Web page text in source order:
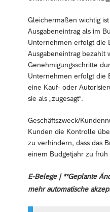
Gleichermaßen wichtig
Ausgabeneintrag als im
Unternehmen erfolgt die
Ausgabeneintrag bezahlt
Genehmigungsschritte
Unternehmen erfolgt die
eine Kauf- oder
sie als „zugesagt“.
Geschäftszweck/
Kunden die Kontrolle
zu verhindern, dass das
einem Budgetjahr zu
E-Belege | **Geplante
mehr automatische